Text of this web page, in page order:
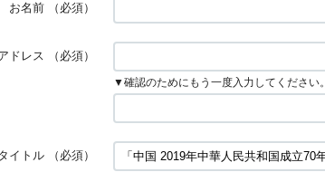
お名前 （必須）
ドレス （必須）
▼確認のためにもう一度入力してください。
イトル （必須）